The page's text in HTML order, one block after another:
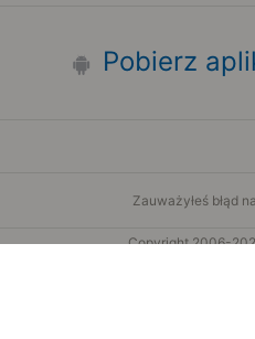
Pobierz
Zauważyłeś błąd
Copyright 2006-